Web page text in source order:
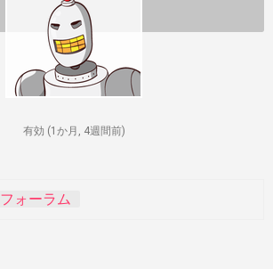
有効 (1か月, 4週間前)
フォーラム